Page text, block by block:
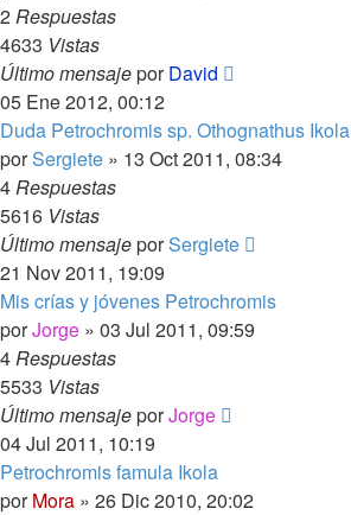
2Respuestas
4633 Vistas
Último mensajeporDavid
05 Ene 2012, 00:12
Duda Petrochromis sp. Othognathus Ikola
porSergiete » 13 Oct 2011, 08:34
4Respuestas
5616 Vistas
Último mensajeporSergiete
21 Nov 2011, 19:09
Mis crías y jóvenes Petrochromis
porJorge » 03 Jul 2011, 09:59
4Respuestas
5533 Vistas
Último mensajeporJorge
04 Jul 2011, 10:19
Petrochromis famula Ikola
porMora » 26 Dic 2010, 20:02